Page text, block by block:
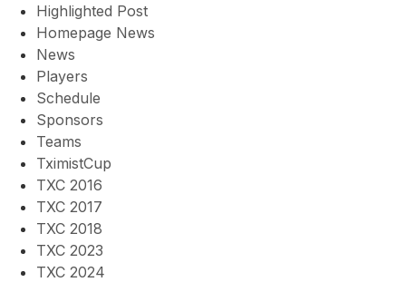
Highlighted Post
Homepage News
News
Players
Schedule
Sponsors
Teams
TximistCup
TXC 2016
TXC 2017
TXC 2018
TXC 2023
TXC 2024